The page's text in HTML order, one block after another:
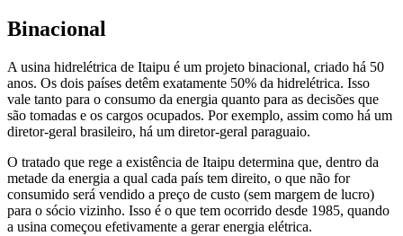
Binacional
A usina hidrelétrica de Itaipu é um projeto binacional, criado há 50
anos. Os dois países detêm exatamente 50% da hidrelétrica. Isso
vale tanto para o consumo da energia quanto para as decisões que
são tomadas e os cargos ocupados. Por exemplo, assim como há um
diretor-geral brasileiro, há um diretor-geral paraguaio.
O tratado que rege a existência de Itaipu determina que, dentro da
metade da energia a qual cada país tem direito, o que não for
consumido será vendido a preço de custo (sem margem de lucro)
para o sócio vizinho. Isso é o que tem ocorrido desde 1985, quando
a usina começou efetivamente a gerar energia elétrica.